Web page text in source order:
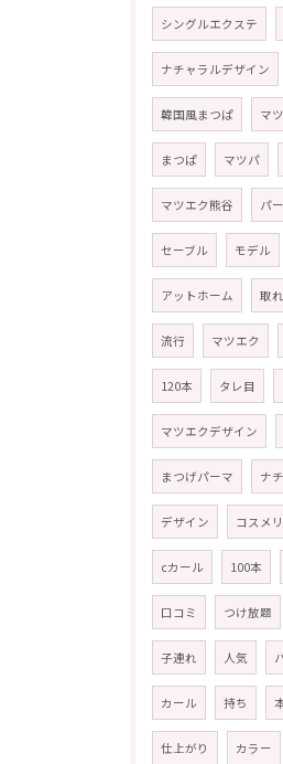
シングルエクステ
ナチャラルデザイン
韓国風まつぱ マ
まつぱ マツパ
マツエク熊谷 パ
セーブル モデル
アットホーム 取
流行 マツエク
120本 タレ目
マツエクデザイン
まつげパーマ ナ
デザイン コスメ
cカール 100本
口コミ つけ放題
子連れ 人気
カール 持ち
仕上がり カラー